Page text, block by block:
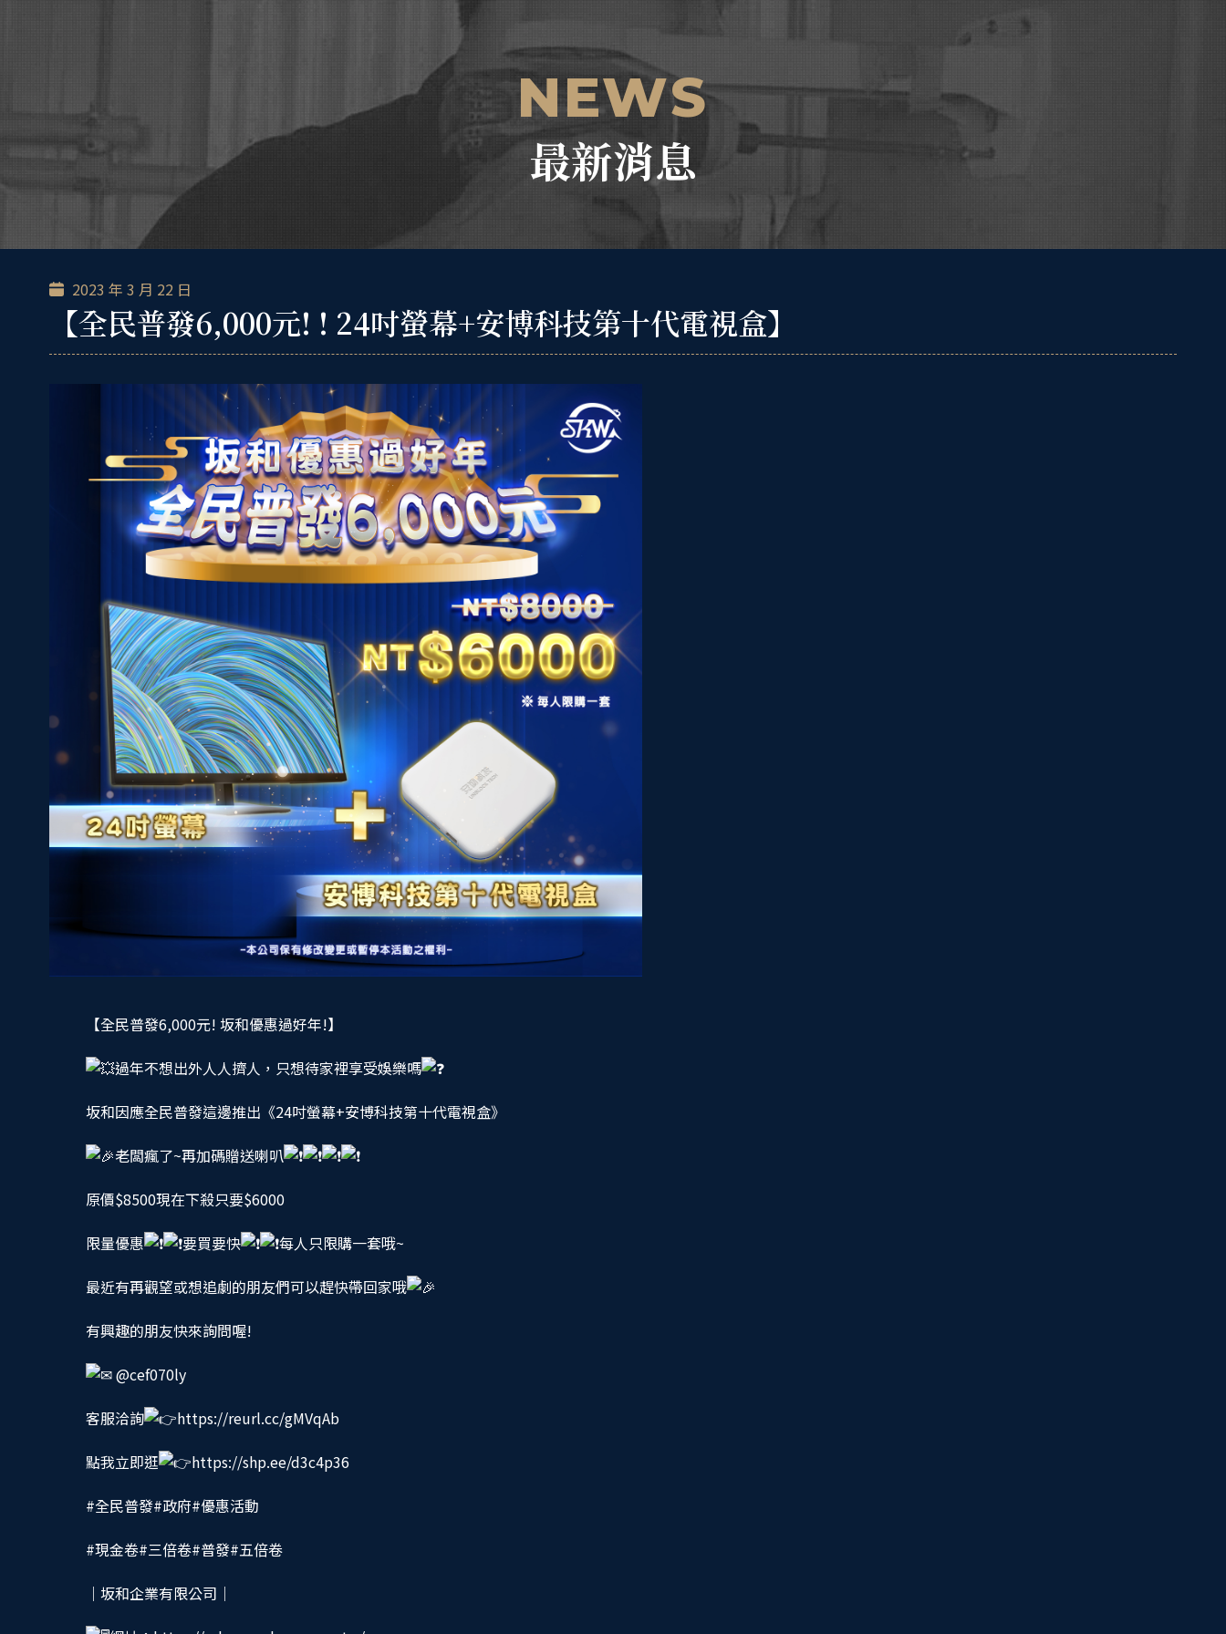
NEWS
最新消息
2023 年 3 月 22 日
【全民普發6,000元! ! 24吋螢幕+安博科技第十代電視盒】
【全民普發6,000元! 坂和優惠過好年!】
過年不想出外人人擠人，只想待家裡享受娛樂嗎
坂和因應全民普發這邊推出《24吋螢幕+安博科技第十代電視盒》
老闆瘋了~再加碼贈送喇叭
原價$8500現在下殺只要$6000
限量優惠
要買要快
每人只限購一套哦~
最近有再觀望或想追劇的朋友們可以趕快帶回家哦
有興趣的朋友快來詢問喔!
@cef070ly
客服洽詢
https://reurl.cc/gMVqAb
點我立即逛
https://shp.ee/d3c4p36
#全民普發#政府#優惠活動
#現金卷#三倍卷#普發#五倍卷
｜坂和企業有限公司｜